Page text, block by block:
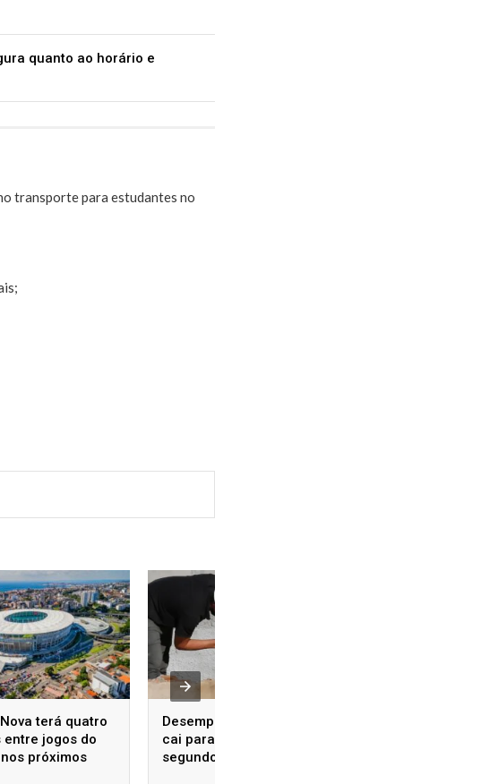
quanto ao horário e
transporte para estudantes no
terá quatro
entre jogos do
próximos
Desemprego no Brasil
cai para 5,4% no
segundo trimestre, o